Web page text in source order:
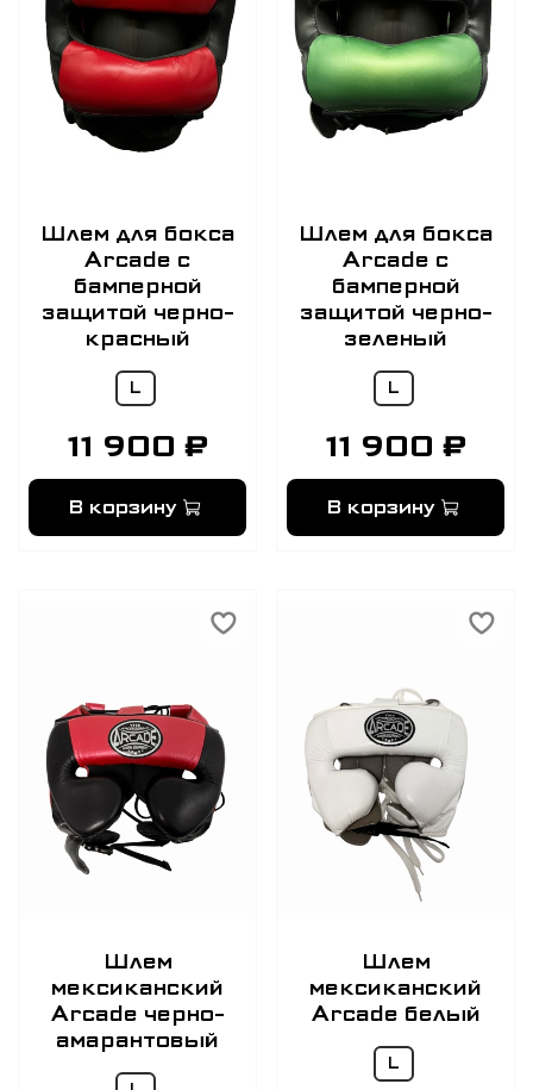
Шлем для бокса
Arcade с
бамперной
защитой черно-
красный
L
11 900 ₽
В корзину
Шлем для бокса
Arcade с
бамперной
защитой черно-
зеленый
L
11 900 ₽
В корзину
Шлем
мексиканский
Arcade черно-
амарантовый
Шлем
мексиканский
Arcade белый
L